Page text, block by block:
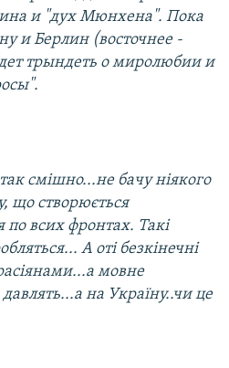
и "дух Мюнхена". Пока
и Берлин (восточнее -
трындеть о миролюбии и
смішно...не бачу ніякого
що створюється
по всих фронтах. Такі
А оті безкінечні
мовне
на Україну..чи це